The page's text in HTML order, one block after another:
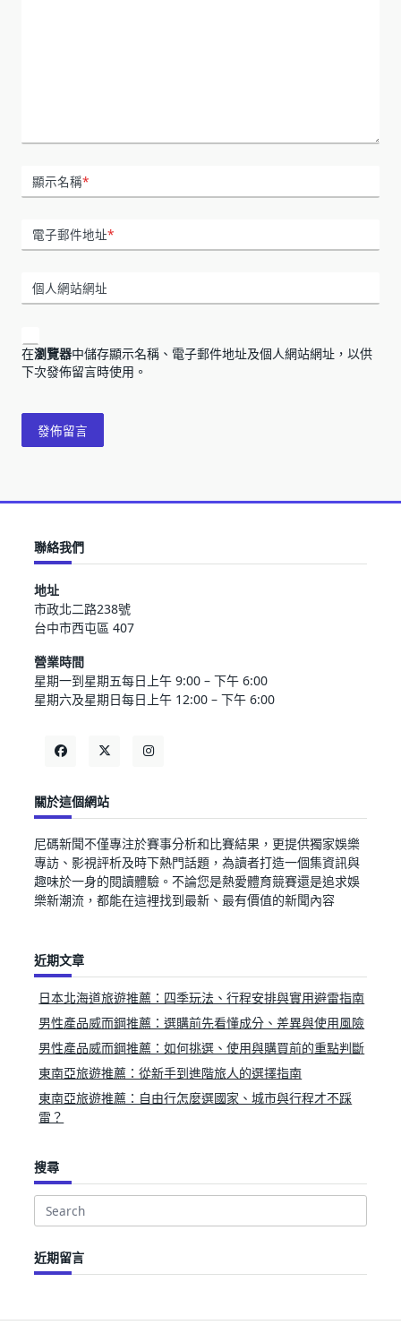
顯示名稱*
電子郵件地址*
個人網站網址
在瀏覽器中儲存顯示名稱、電子郵件地址及個人網站網址，以供
下次發佈留言時使用。
聯絡我們
地址
市政北二路238號
台中市西屯區 407
營業時間
星期一到星期五每日上午 9:00 – 下午 6:00
星期六及星期日每日上午 12:00 – 下午 6:00
關於這個網站
尼碼新聞不僅專注於賽事分析和比賽結果，更提供獨家娛樂
專訪、影視評析及時下熱門話題，為讀者打造一個集資訊與
趣味於一身的閱讀體驗。不論您是熱愛體育競賽還是追求娛
樂新潮流，都能在這裡找到最新、最有價值的新聞內容
近期文章
日本北海道旅遊推薦：四季玩法、行程安排與實用避雷指南
男性產品威而鋼推薦：選購前先看懂成分、差異與使用風險
男性產品威而鋼推薦：如何挑選、使用與購買前的重點判斷
東南亞旅遊推薦：從新手到進階旅人的選擇指南
東南亞旅遊推薦：自由行怎麼選國家、城市與行程才不踩
雷？
搜尋
Search
近期留言